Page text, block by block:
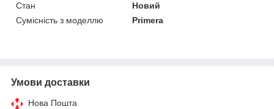
Стан
Новий
Сумісність з моделлю
Primera
Умови доставки
Нова Пошта